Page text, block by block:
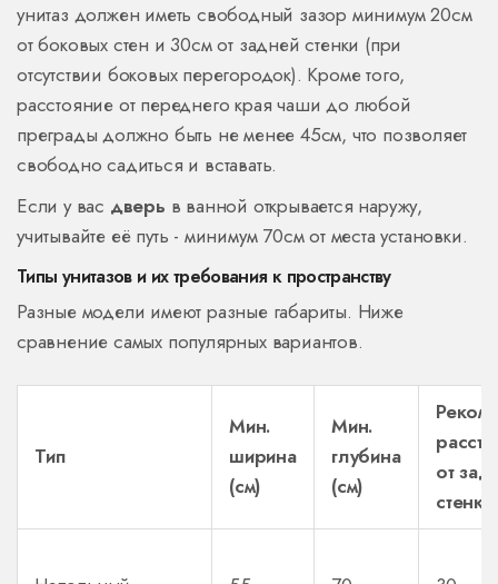
унитаз должен иметь свободный зазор минимум 20см
от боковых стен и 30см от задней стенки (при
отсутствии боковых перегородок). Кроме того,
расстояние от переднего края чаши до любой
преграды должно быть не менее 45см, что позволяет
свободно садиться и вставать.
Если у вас дверь в ванной открывается наружу,
учитывайте её путь - минимум 70см от места установки.
Типы унитазов и их требования к пространству
Разные модели имеют разные габариты. Ниже
сравнение самых популярных вариантов.
Тип
Мин.
ширина
(см)
Мин.
глубина
(см)
от